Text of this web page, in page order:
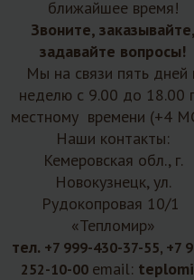
ближайшее время!
Звоните, заказывайте,
задавайте вопросы!
Мы на связи пять дней
неделю с 9.00 до 18.00
местному времени (+4
Наши контакты:
Кемеровская обл., г.
Новокузнецк, ул.
Рудокопровая 10/1
«Тепломир»
тел. +7 999-430-37-55, +7
252-10-00 email: